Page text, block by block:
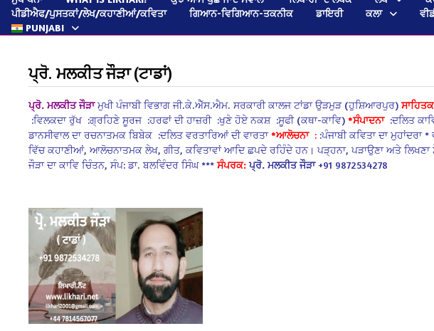
ਪੀਡੀਐਫ/ਪੁਸਤਕਾਂ/ਲੇਖ/ਕਹਾਣੀਆਂ/ਕਵਿਤਾ
ਗਿਆਨ-ਵਿਗਿਆਨ-ਤਕਨੀਕ ਡਾਇਰੀ ਕਲਾ
PUNJABI
ਪ੍ਰੋ. ਮਲਕੀਤ ਜੌੜਾ (ਟਾਡਾਂ)
ਪ੍ਰੋ. ਮਲਕੀਤ ਜੌੜਾ ਮੁਖੀ ਪੰਜਾਬੀ ਵਿਭਾਗ ਜੀ.ਕੇ.ਐੱਸ.ਐਮ. ਸਰਕਾਰੀ ਕਾਲਜ ਟਾਂਡਾ ਉੜਮੁੜ (ਹੁਸ਼ਿਆਰਪੁਰ)
:ਵਿਲਕਦਾ ਰੁੱਖ :ਗ੍ਰਹਿਣੇ ਸੂਰਜ :ਹਰਫਾਂ ਦੀ ਹਾਜ਼ਰੀ :ਖੁਣੇ ਹੋਏ ਨਕਸ਼ :ਸੂਫੀ (ਕਥਾ-ਕਾਵਿ) *ਸੰਪਾਦਨਾ :ਦਲਿਤ
ਡਾਨਸੀਵਾਲ ਦਾ ਰਚਨਾਤਮਕ ਬਿਬੇਕ :ਦਲਿਤ ਵਰਤਾਰਿਆਂ ਦੀ ਵਾਰਤਾ *ਆਲੋਚਨਾ: :ਪੰਜਾਬੀ ਕਵਿਤਾ ਦਾ ਮੁਹਾਂਦਰਾ *
ਵਿੱਚ ਕਹਾਣੀਆਂ, ਆਲੋਚਨਾਤਮਕ ਲੇਖ, ਗੀਤ, ਕਵਿਤਾਵਾਂ ਆਦਿ ਛਪਦੇ ਰਹਿੰਦੇ ਹਨ।ਪੜ੍ਹਨਾ, ਪੜਾਉਣਾ ਅਤੇ
ਜੌੜਾ ਦਾ ਕਾਵਿ ਚਿੰਤਨ, ਸੰਪ: ਡਾ. ਬਲਵਿੰਦਰ ਸਿੰਘ ***ਸੰਪਰਕ:ਪ੍ਰੋ. ਮਲਕੀਤ ਜੌੜਾ +91 9872534278